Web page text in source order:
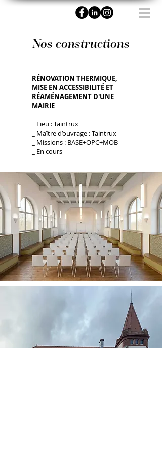
Nos constructions
RÉNOVATION THERMIQUE,
MISE EN ACCESSIBILITÉ ET
RÉAMÉNAGEMENT D'UNE
MAIRIE
_ Lieu : Taintrux
_ Maître d’ouvrage :Taintrux
_ Missions : BASE+OPC+MOB
_ En cours